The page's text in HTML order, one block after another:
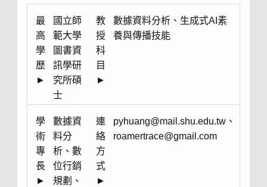
最
高
學
歷
►
國立師
範大學
圖書資
訊學研
究所碩
士
教
授
科
目
►
數據資料分析、生成式AI素
養與傳播技能
學
術
專
長
►
數據資
料分
析、數
位行銷
規劃、
連
絡
方
式
►
pyhuang@mail.shu.edu.tw、
roamertrace@gmail.com